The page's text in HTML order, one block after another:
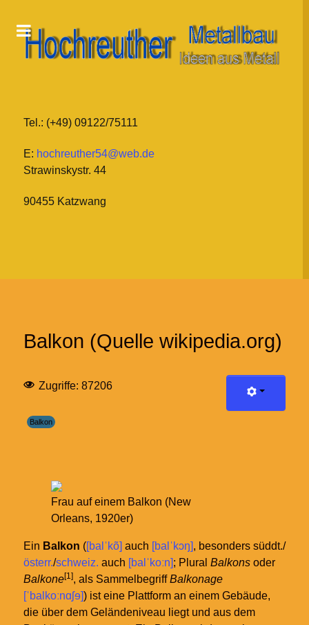
Tel.: (+49) 09122/75111
E: hochreuther54@web.de
Strawinskystr. 44
90455 Katzwang
Balkon (Quelle wikipedia.org)
Zugriffe: 87206
Balkon
Frau auf einem Balkon (New
Orleans, 1920er)
Ein Balkon ( [balˈkõ] auch [balˈkɔŋ] , besonders süddt./
österr./schweiz. auch [balˈkoːn] ; Plural Balkons oder
Balkone[1], als SammelbegriffBalkonage
[ˈbalkoːnɑʃɘ] ) ist eine Plattform an einem Gebäude,
die über dem Geländeniveau liegt und aus dem